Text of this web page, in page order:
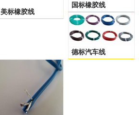
美标橡胶线
国标橡胶线
德标汽车线